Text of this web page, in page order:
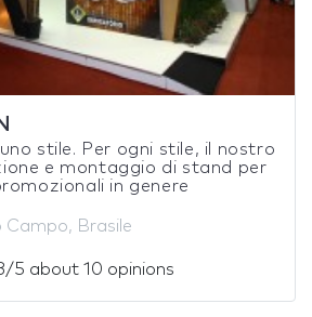
stile. Per ogni stile, il nostro
e montaggio di stand per
in genere
Campo, Brasile
5 about 10 opinions